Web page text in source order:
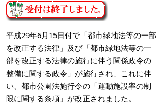
平成29年6月15日付で「都市緑地法等の一部
を改正する法律」及び「都市緑地法等の一
部を改正する法律の施行に伴う関係政令の
整備に関する政令」が施行され、これに伴
い、都市公園法施行令の「運動施設率の制
限に関する条項」が改正されました。